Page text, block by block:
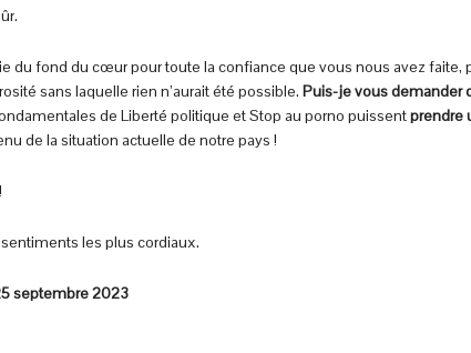
du fond du cœur pour toute la confiance que vous nous avez
sans laquelle rien n’aurait été possible. Puis-je vous demander
de Liberté politique et Stop au porno puissentprendre
de la situation actuelle de notre pays !
les plus cordiaux.
septembre 2023